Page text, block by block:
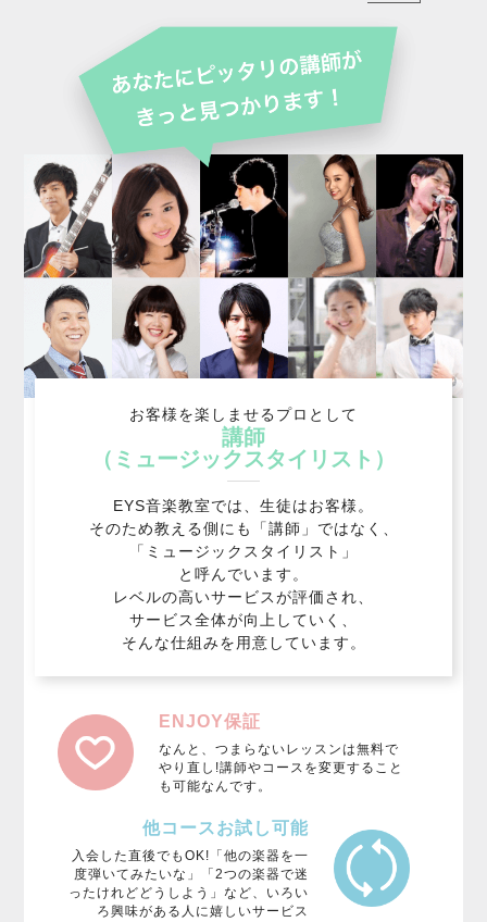
お客様を楽しませるプロとして
講師
（ミュージックスタイリスト）
EYS音楽教室では、生徒はお客様。
そのため教える側にも「講師」ではなく、
「ミュージックスタイリスト」
と呼んでいます。
レベルの高いサービスが評価され、
サービス全体が向上していく、
そんな仕組みを用意しています。
ENJOY保証
なんと、つまらないレッスンは無料で
やり直し!講師やコースを変更すること
も可能なんです。
他コースお試し可能
入会した直後でもOK!「他の楽器を一
度弾いてみたいな」「2つの楽器で迷
ったけれどどうしよう」など、いろい
ろ興味がある人に嬉しいサービス